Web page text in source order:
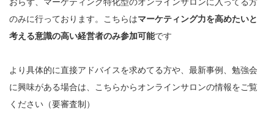
のみに行っております。こちらはマーケティング力を高めたいと
考える意識の高い経営者のみ参加可能です
より具体的に直接アドバイスを求めてる方や、最新事例、勉強会
に興味がある場合は、こちらからオンラインサロンの情報をご覧
ください（要審査制）